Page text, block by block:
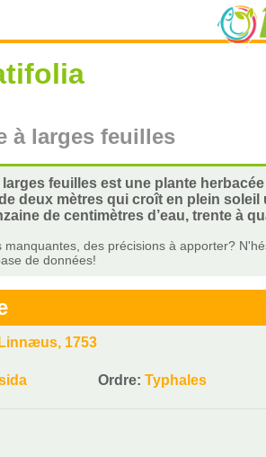
à larges feuilles
larges feuilles est une plante
deux mètres qui croît en plein
de centimètres d’eau, trente à
manquantes, des précisions à apporter?
de données!
Linnæus, 1753
Ordre:Typhales